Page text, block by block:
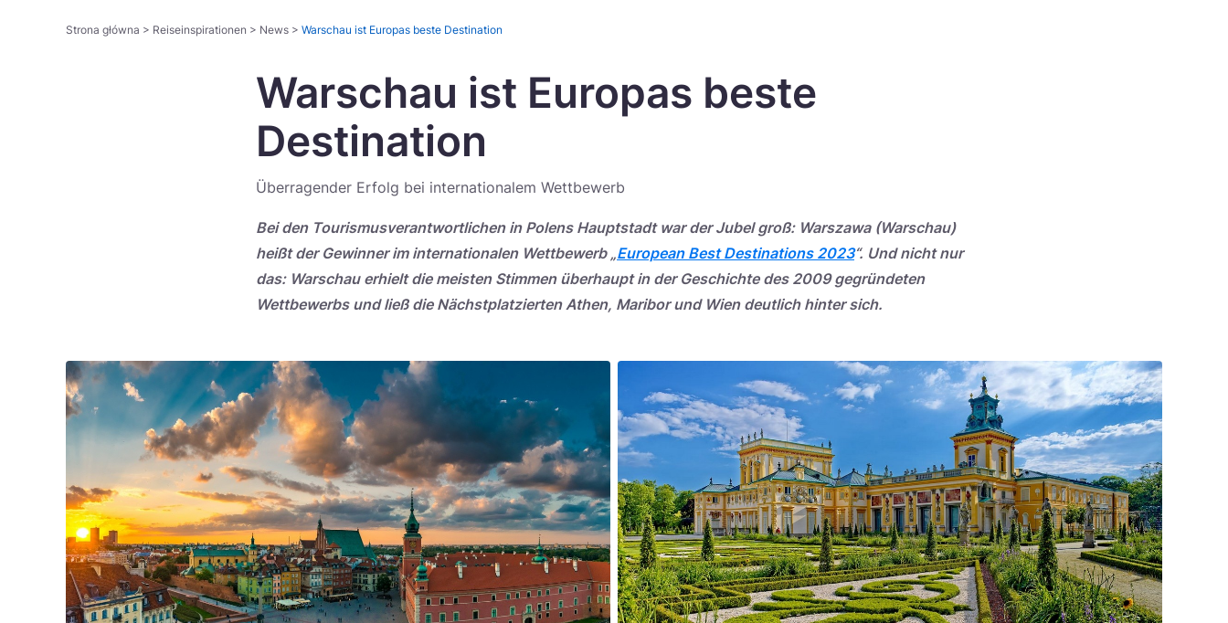
Strona główna > Reiseinspirationen > News > Warschau ist Europas beste Destination
Warschau ist Europas beste
Destination
Überragender Erfolg bei internationalem Wettbewerb
Bei den Tourismusverantwortlichen in Polens Hauptstadt war der Jubel groß: Warszawa (Warschau)
heißt der Gewinner im internationalen Wettbewerb „European Best Destinations 2023“. Und nicht nur
das: Warschau erhielt die meisten Stimmen überhaupt in der Geschichte des 2009 gegründeten
Wettbewerbs und ließ die Nächstplatzierten Athen, Maribor und Wien deutlich hinter sich.